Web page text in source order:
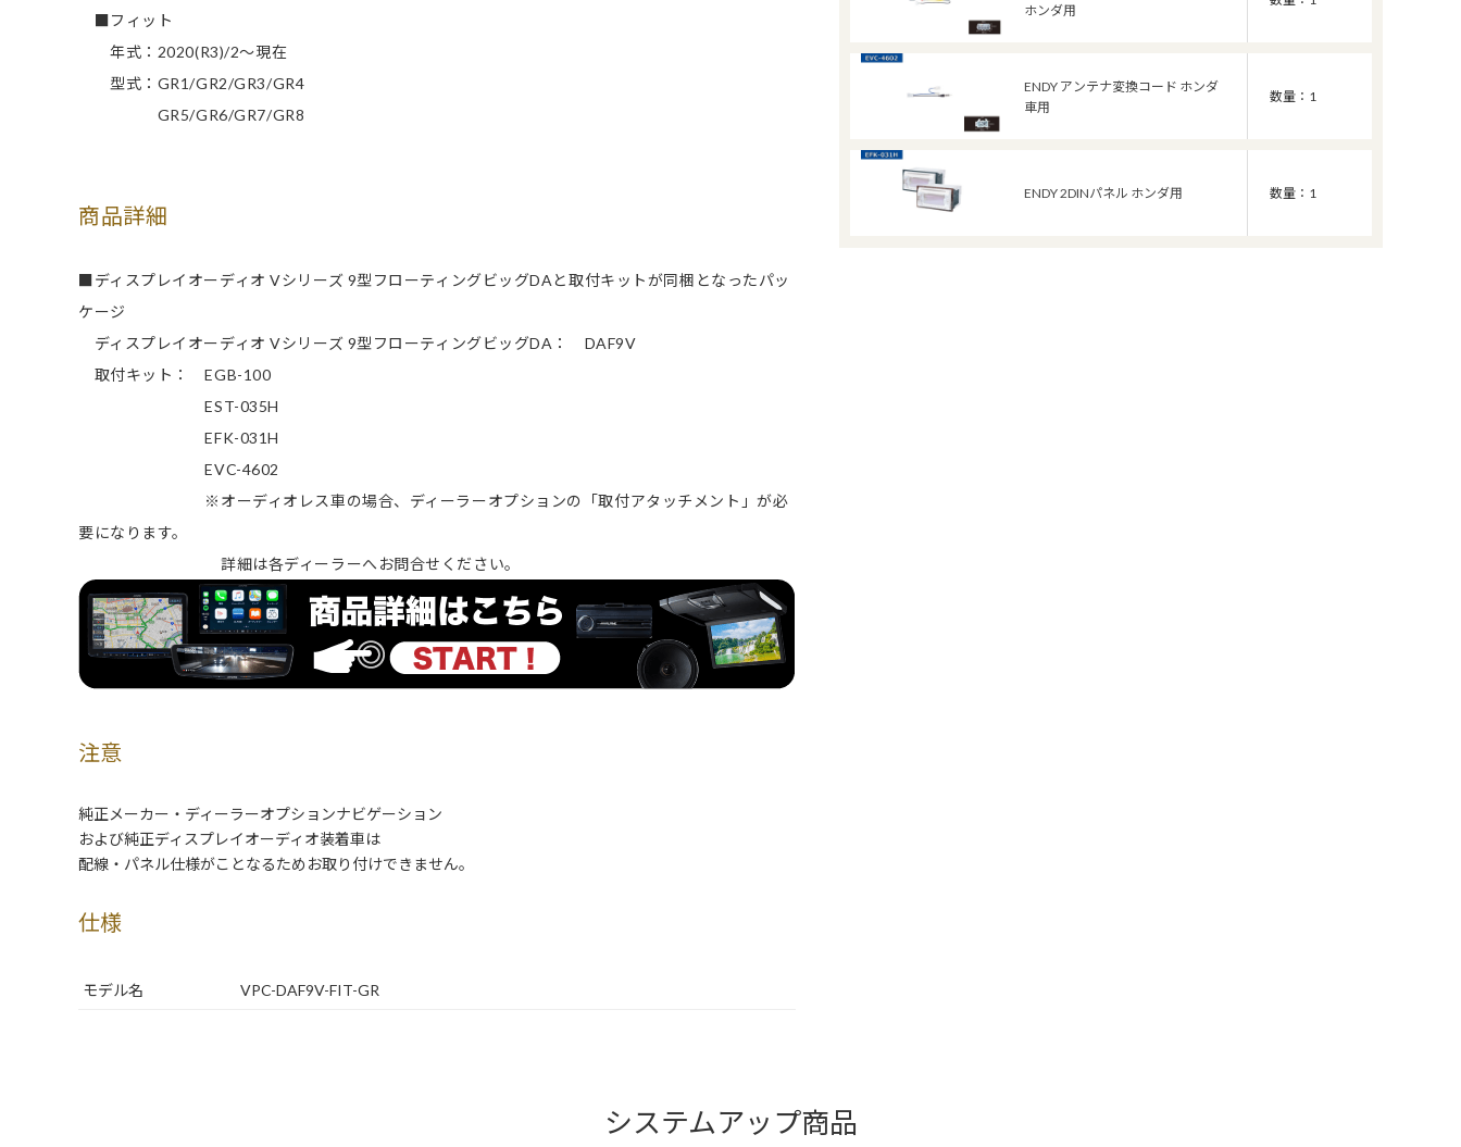
■フィット
年式：2020(R3)/2～現在
型式：GR1/GR2/GR3/GR4
GR5/GR6/GR7/GR8
商品詳細
■ディスプレイオーディオ Vシリーズ 9型フローティングビッグDAと取付キットが同梱となったパッ
ケージ
ディスプレイオーディオ Vシリーズ 9型フローティングビッグDA： DAF9V
取付キット： EGB-100
EST-035H
EFK-031H
EVC-4602
※オーディオレス車の場合、ディーラーオプションの「取付アタッチメント」が必
要になります。
詳細は各ディーラーへお問合せください。
注意
純正メーカー・ディーラーオプションナビゲーション
および純正ディスプレイオーディオ装着車は
配線・パネル仕様がことなるためお取り付けできません。
仕様
モデル名 VPC-DAF9V-FIT-GR
ホンダ用
ENDY アンテナ変換コード ホンダ
車用
数量：1
ENDY 2DINパネル ホンダ用 数量：1
システムアップ商品